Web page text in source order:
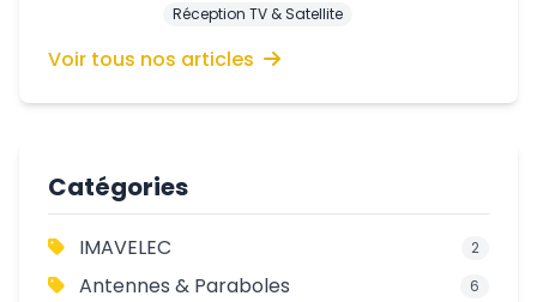
Réception TV & Satellite
Voir tous nos articles
Catégories
IMAVELEC 2
Antennes & Paraboles 6